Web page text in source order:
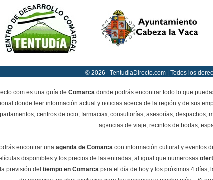
© 2026 - TentudiaDirecto.com | Todos los
es una guía de Comarca donde podrás encontrar todo lo que
donde leer información actual y noticias acerca de la región y de sus
centros de ocio, farmacias, consultorías, asesorías,
agencias de viaje, recintos de bodas,
encontrar una agenda de Comarcacon información cultural y eventos
disponibles y los precios de las entradas, al igual que numerosas
previsión del tiempo en Comarca para el día de hoy y los próximos 4 días,